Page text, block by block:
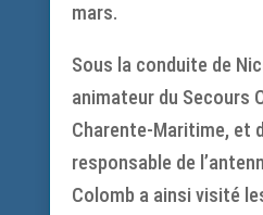
mars.
Sous la conduite de
animateur du Secours
Charente-Maritime, et
responsable de
Colomb a ainsi visité